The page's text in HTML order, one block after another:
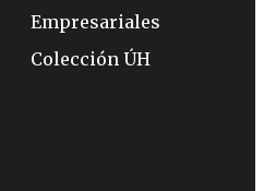
Empresariales
Colección ÚH